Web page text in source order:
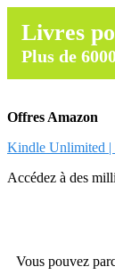
Livres
Plus de
Offres Amazon
Kindle Unlimited |
Accédez à des
Vous pouvez